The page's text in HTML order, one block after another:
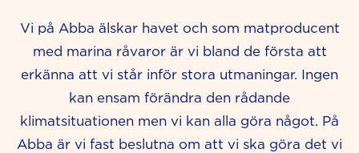
Vi på Abba älskar havet och som matproducent
med marina råvaror är vi bland de första att
erkänna att vi står inför stora utmaningar. Ingen
kan ensam förändra den rådande
klimatsituationen men vi kan alla göra något. På
Abba är vi fast beslutna om att vi ska göra det vi